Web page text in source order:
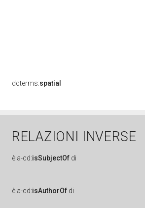
dcterms:spatial
RELAZIONI INVERSE
è a-cd:isSubjectOf di
è a-cd:isAuthorOf di